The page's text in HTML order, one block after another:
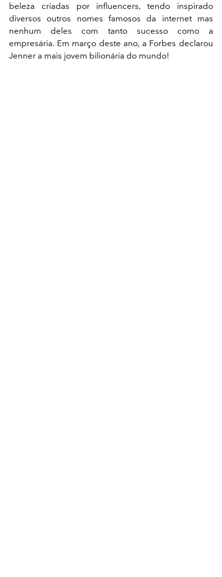
beleza criadas por influencers, tendo inspirado
diversos outros nomes famosos da internet mas
nenhum deles com tanto sucesso como a
empresária. Em março deste ano, a Forbes declarou
Jenner a mais jovem bilionária do mundo!